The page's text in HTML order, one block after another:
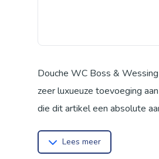
Douche WC Boss &
zeer luxueuze toevoeging
die dit artikel een absolute
geurafzuiging waardoor
Lees meer